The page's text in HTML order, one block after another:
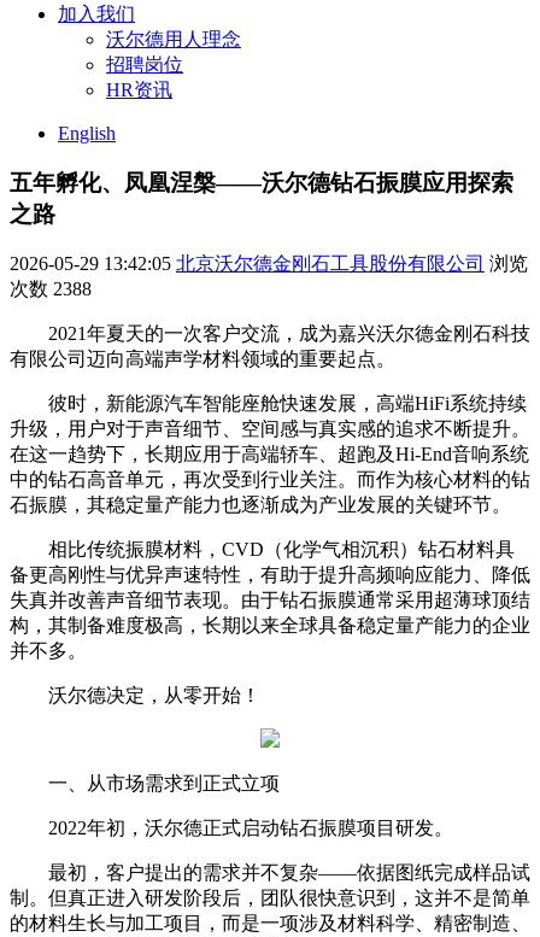
加入我们
沃尔德用人理念
招聘岗位
HR资讯
English
五年孵化、凤凰涅槃——沃尔德钻石振膜应用探索
之路
2026-05-29 13:42:05 北京沃尔德金刚石工具股份有限公司 浏览
次数 2388
2021年夏天的一次客户交流，成为嘉兴沃尔德金刚石科技
有限公司迈向高端声学材料领域的重要起点。
彼时，新能源汽车智能座舱快速发展，高端HiFi系统持续
升级，用户对于声音细节、空间感与真实感的追求不断提升。
在这一趋势下，长期应用于高端轿车、超跑及Hi-End音响系统
中的钻石高音单元，再次受到行业关注。而作为核心材料的钻
石振膜，其稳定量产能力也逐渐成为产业发展的关键环节。
相比传统振膜材料，CVD（化学气相沉积）钻石材料具
备更高刚性与优异声速特性，有助于提升高频响应能力、降低
失真并改善声音细节表现。由于钻石振膜通常采用超薄球顶结
构，其制备难度极高，长期以来全球具备稳定量产能力的企业
并不多。
沃尔德决定，从零开始！
一、从市场需求到正式立项
2022年初，沃尔德正式启动钻石振膜项目研发。
最初，客户提出的需求并不复杂——依据图纸完成样品试
制。但真正进入研发阶段后，团队很快意识到，这并不是简单
的材料生长与加工项目，而是一项涉及材料科学、精密制造、